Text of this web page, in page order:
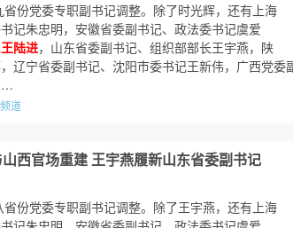
份党委专职副书记调整。除了时光辉，还有上海
记朱忠明，安徽省委副书记、政法委书记虞爱
王陆进，山东省委副书记、组织部部长王宇燕，陕
辽宁省委副书记、沈阳市委书记王新伟，广西党委
道
西官场重建 王宇燕履新山东省委副书记
份党委专职副书记调整。除了王宇燕，还有上海